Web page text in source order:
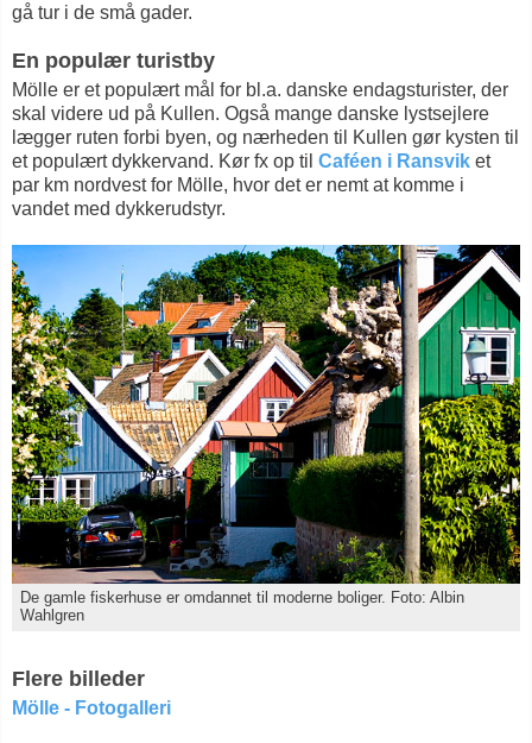
gå tur i de små gader.
En populær turistby
Mölle er et populært mål for bl.a. danske endagsturister, der
skal videre ud på Kullen. Også mange danske lystsejlere
lægger ruten forbi byen, og nærheden til Kullen gør kysten til
et populært dykkervand. Kør fx op til Caféen i Ransvik et
par km nordvest for Mölle, hvor det er nemt at komme i
vandet med dykkerudstyr.
De gamle fiskerhuse er omdannet til moderne boliger. Foto: Albin
Wahlgren
Flere billeder
Mölle - Fotogalleri